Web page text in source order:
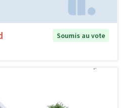
Soumis au vote